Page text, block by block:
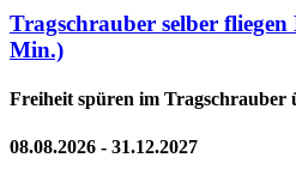
Tragschrauber selber fliegen
Min.)
Freiheit spüren im Tragschrauber
08.08.2026 - 31.12.2027